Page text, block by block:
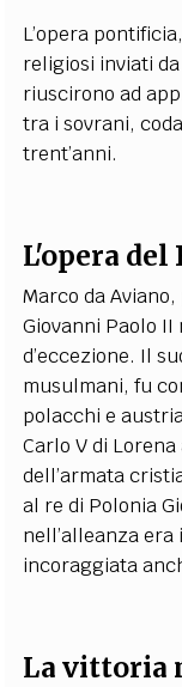
L’opera
religiosi inviati
riuscirono ad
tra i sovrani,
trent’anni.
L'opera del
Marco da
Giovanni Paolo
d’eccezione. Il
musulmani, fu
polacchi e
Carlo V di
dell’armata
al re di Polonia
nell’alleanza
incoraggiata
La vittoria